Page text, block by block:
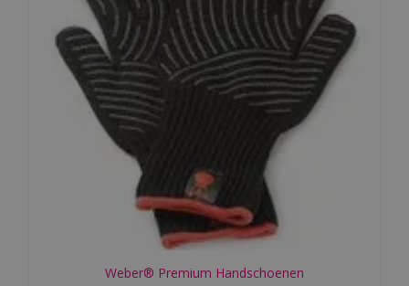
Weber® Premium Handschoenen